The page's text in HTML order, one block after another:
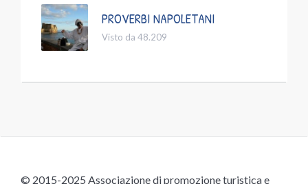
PROVERBI NAPOLETANI
Visto da 48.209
© 2015-2025 Associazione di promozione turistica e